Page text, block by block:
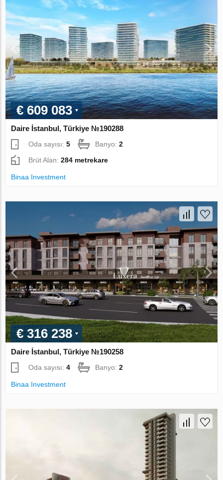
€ 609 083
Daire İstanbul, Türkiye №190288
Oda sayısı:5 Banyo:2
Brüt Alan:284 metrekare
Binaa Investment
€ 316 238
Daire İstanbul, Türkiye №190258
Oda sayısı:4 Banyo:2
Binaa Investment